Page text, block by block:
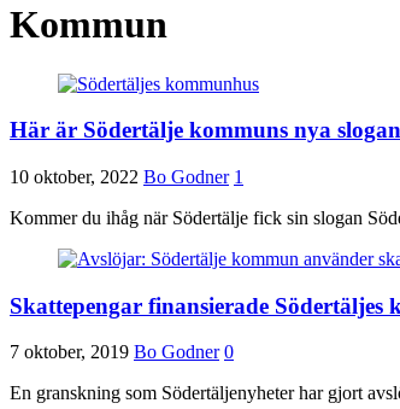
Kommun
Här är Södertälje kommuns nya slogan
10 oktober, 2022 Bo Godner 1
Kommer du ihåg när Södertälje fick sin slogan
Skattepengar finansierade Södertäljes
7 oktober, 2019 Bo Godner 0
En granskning som Södertäljenyheter har gjort